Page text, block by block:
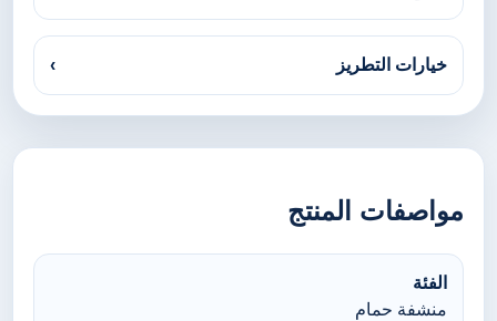
خيارات التطريز ›
مواصفات المنتج
الفئة
منشفة حمام